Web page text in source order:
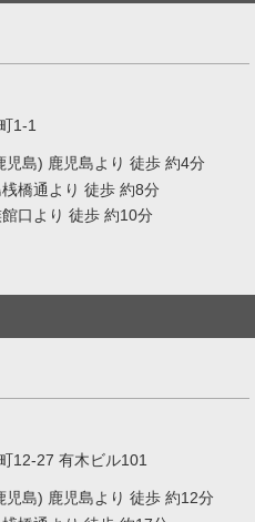
1-1
児島) 鹿児島より 徒歩 約4分
橋通より 徒歩 約8分
口より 徒歩 約10分
12-27 有木ビル101
児島) 鹿児島より 徒歩 約12分